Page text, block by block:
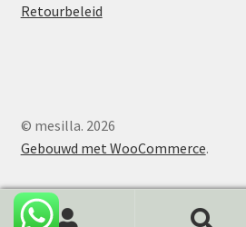
Retourbeleid
© mesilla. 2026
Gebouwd met WooCommerce.